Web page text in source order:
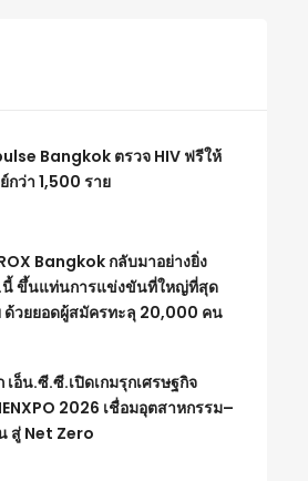
Bangkok ตรวจ HIV ฟรีให้
กว่า 1,500 ราย
Bangkok กลับมาอย่างยิ่ง
ขึ้นแท่นการแข่งขันที่ใหญ่ที่สุด
ด้วยยอดผู้สมัครทะลุ 20,000 คน
อ็น.ซี.ซี.เปิดเกมรุกเศรษฐกิจ
2026 เชื่อมอุตสาหกรรม–
สู่ Net Zero